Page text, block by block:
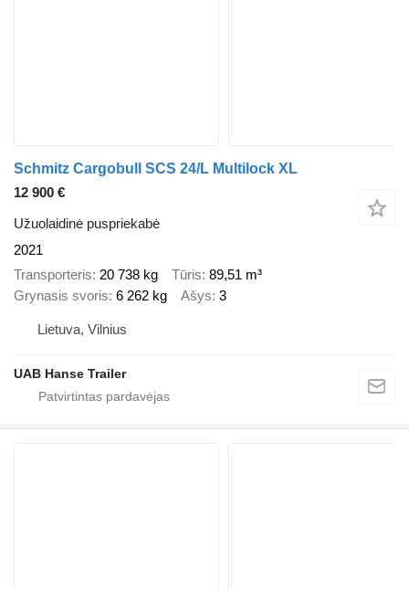
Schmitz Cargobull SCS 24/L Multilock XL
12 900 €
Užuolaidinė puspriekabė
2021
Transporteris 20 738 kg Tūris 89,51 m³
Grynasis svoris 6 262 kg Ašys 3
Lietuva, Vilnius
UAB Hanse Trailer